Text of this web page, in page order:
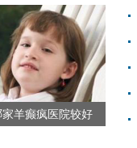
羊癫疯医院较好